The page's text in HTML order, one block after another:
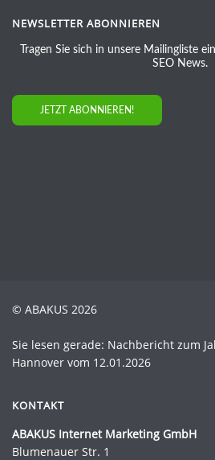
NEWSLETTER ABONNIEREN
Tragen Sie sich in unsere Mailingliste
SEO News.
JETZT ABONNIEREN!
© ABAKUS 2026
Sie lesen gerade: Nachbericht zum
Hannover vom 12.01.2026
KONTAKT
ABAKUS Internet Marketing GmbH
Blumenauer Str. 1